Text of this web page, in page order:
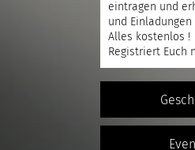
eintragen und
und
Alles kostenlos !
Registriert Euch